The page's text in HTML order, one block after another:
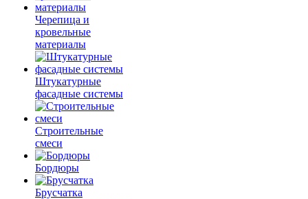
Черепица и
кровельные
материалы
Штукатурные
фасадные системы
Строительные
смеси
Бордюры
Брусчатка